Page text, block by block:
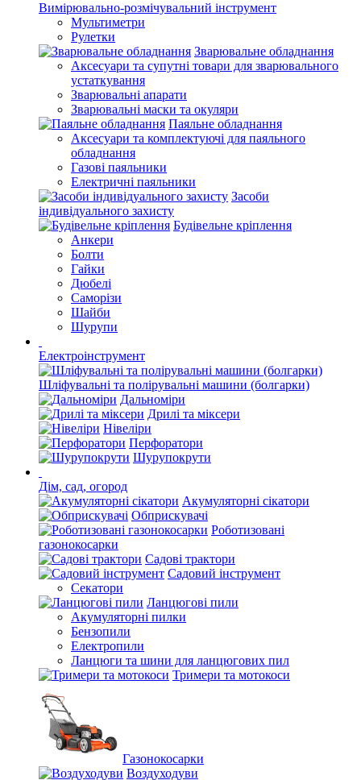
Вимірювально-розмічувальний інструмент
Мультиметри
Рулетки
Зварювальне обладнання
Аксесуари та супутні товари для зварювального
устаткування
Зварювальні апарати
Зварювальні маски та окуляри
Паяльне обладнання
Аксесуари та комплектуючі для паяльного
обладнання
Газові паяльники
Електричні паяльники
Засоби
індивідуального захисту
Будівельне кріплення
Анкери
Болти
Гайки
Дюбелі
Саморізи
Шайби
Шурупи
Електроінструмент
Шліфувальні та полірувальні машини (болгарки)
Дальноміри
Дрилі та міксери
Нівеліри
Перфоратори
Шурупокрути
Дім, сад, огород
Акумуляторні сікатори
Обприскувачі
Роботизовані
газонокосарки
Садові трактори
Садовий інструмент
Секатори
Ланцюгові пили
Акумуляторні пилки
Бензопили
Електропили
Ланцюги та шини для ланцюгових пил
Тримери та мотокоси
Газонокосарки
Воздуходуви